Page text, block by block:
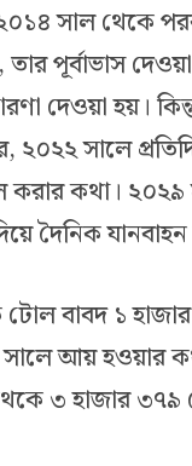
সাল থেকে
পূর্বাভাস
দেওয়া হয়।
২০২২ সালে
করার কথা।
দৈনিক
বাবদ ১
সালে আয় হওয়ার
৩ হাজার ৩৭৯